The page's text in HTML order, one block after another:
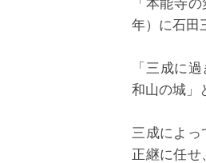
年）に石田
「三成に
和山の城」
三成によっ
正継に任せ